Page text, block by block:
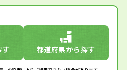
都道府県から探す